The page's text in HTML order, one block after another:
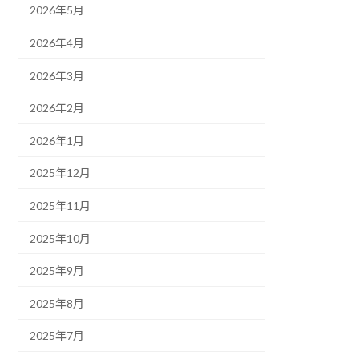
2026年5月
2026年4月
2026年3月
2026年2月
2026年1月
2025年12月
2025年11月
2025年10月
2025年9月
2025年8月
2025年7月